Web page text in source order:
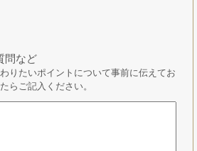
問など
りたいポイントについて事前に伝えてお
らご記入ください。